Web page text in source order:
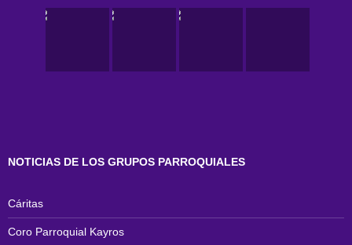
NOTICIAS DE LOS GRUPOS PARROQUIALES
Cáritas
Coro Parroquial Kayros